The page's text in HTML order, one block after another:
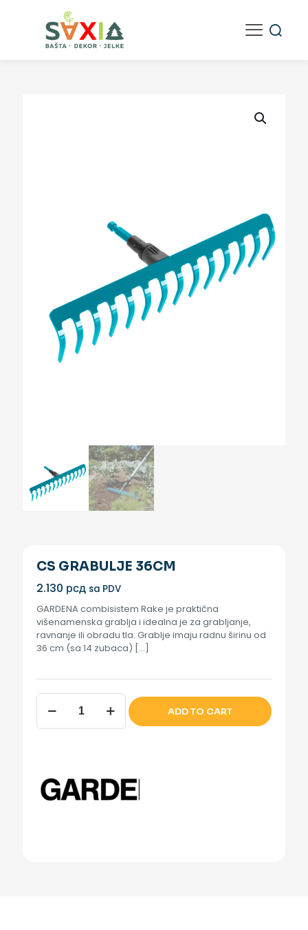
CS GRABULJE 36CM
2.130 рсд sa PDV
GARDENA combisistem Rake je praktična
višenamenska grablja i idealna je za grabljanje,
ravnanje ili obradu tla. Grablje imaju radnu širinu od
36 cm (sa 14 zubaca) […]
CS
GRABULJE
36CM
ADD TO CART